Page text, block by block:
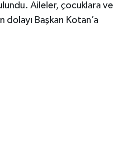
Aileler, çocuklara ve
Başkan Kotan’a